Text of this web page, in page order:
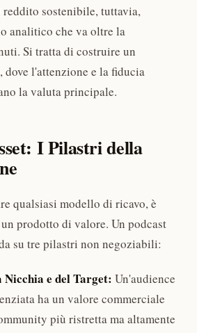
sostenibile, tuttavia,
analitico che va oltre la
Si tratta di costruire un
dove l'attenzione e la fiducia
la valuta principale.
I Pilastri della
qualsiasi modello di ricavo, è
prodotto di valore. Un podcast
su tre pilastri non negoziabili:
Nicchia e del Target: Un'audience
ha un valore commerciale
più ristretta ma altamente